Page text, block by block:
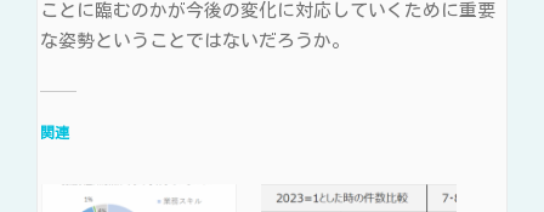
ことに臨むのかが今後の変化に対応していくために重要
な姿勢ということではないだろうか。
関連